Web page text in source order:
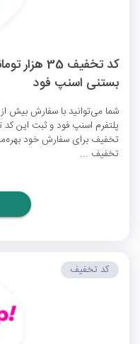
کد تخفیف
بستنی اسنپ فود
پلتفرم اسنپ فود و ثبت اینکد
تخفیف برای سفارش خود
تخفیف ...
کد تخفیف